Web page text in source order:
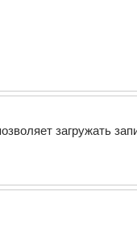
загружать